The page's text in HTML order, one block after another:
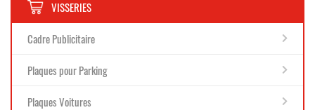
VISSERIES
Cadre Publicitaire
Plaques pour Parking
Plaques Voitures